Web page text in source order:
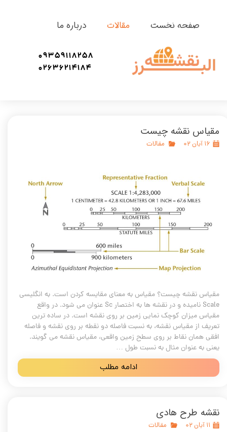
صفحه نخست مقالات درباره ما
09359118258
02636214184
مقیاس نقشه چیست
۱۶ آبان ۰۲ مقالات
مقیاس نقشه چیست؟ مقیاس به معنای مقایسه کردن است. به انگلیسی
Scale نامیده و در نقشه ها به اختصار Sc عنوان می شود. در واقع
مقیاس میزان کوچک نمایی زمین بر روی نقشه است. در ساده ترین
تعریف از مقیاس نقشه، به نسبت فاصله دو نقطه بر روی نقشه و فاصله
افقی همان نقاط بر روی سطح زمین واقعی، مقیاس نقشه می گویند.
یعنی به عنوان مثال به نسبت طول …
ادامه مطلب
نقشه طرح هادی
۱۱ آبان ۰۲ مقالات